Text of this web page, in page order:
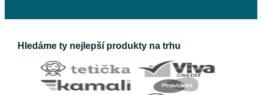
Hledáme ty nejlepší produkty na trhu